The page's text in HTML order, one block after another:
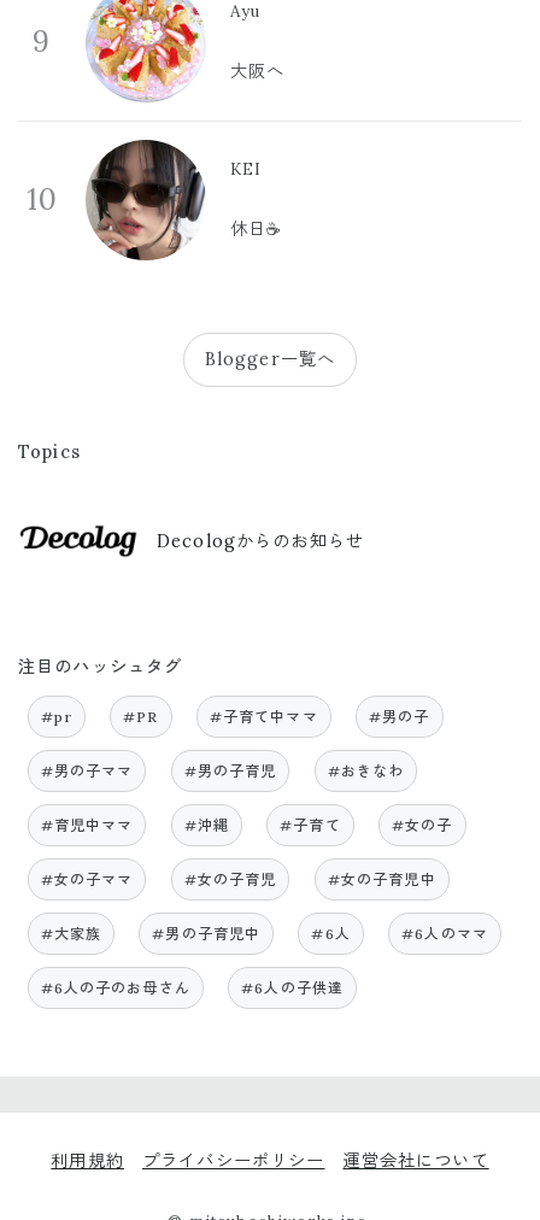
9
Ayu
大阪へ
10
KEI
休日☕️
Blogger一覧へ
Topics
Decologからのお知らせ
注目のハッシュタグ
#pr #PR #子育て中ママ #男の子
#男の子ママ #男の子育児 #おきなわ
#育児中ママ #沖縄 #子育て #女の子
#女の子ママ #女の子育児 #女の子育児中
#大家族 #男の子育児中 #6人 #6人のママ
#6人の子のお母さん #6人の子供達
利用規約 プライバシーポリシー 運営会社について